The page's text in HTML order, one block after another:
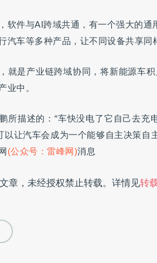
软件与AI跨域共通，有一个强大的通
汽车等多种产品，让不同设备共享同
就是产业链跨域协同，将新能源车
业中。
所描述的：“车快没电了它自己去充
以让汽车会成为一个能够自主决策
(公众号：雷峰网)消息
章，未经授权禁止转载。详情见转